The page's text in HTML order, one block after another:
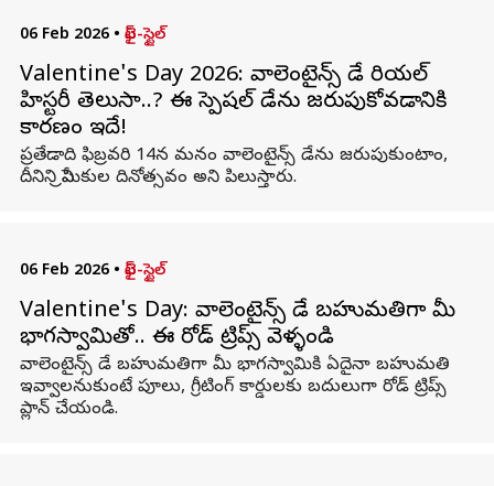
06 Feb 2026 • లైఫ్-స్టైల్
Valentine's Day 2026: వాలెంటైన్స్ డే రియల్
హిస్టరీ తెలుసా..? ఈ స్పెషల్ డేను జరుపుకోవడానికి
కారణం ఇదే!
ప్రతేడాది ఫిబ్రవరి 14న మనం వాలెంటైన్స్ డేను జరుపుకుంటాం,
దీనిని ప్రేమికుల దినోత్సవం అని పిలుస్తారు.
06 Feb 2026 • లైఫ్-స్టైల్
Valentine's Day: వాలెంటైన్స్ డే బహుమతిగా మీ
భాగస్వామితో.. ఈ రోడ్ ట్రిప్స్ వెళ్ళండి
వాలెంటైన్స్ డే బహుమతిగా మీ భాగస్వామికి ఏదైనా బహుమతి
ఇవ్వాలనుకుంటే పూలు, గ్రీటింగ్ కార్డులకు బదులుగా రోడ్ ట్రిప్స్
ప్లాన్ చేయండి.